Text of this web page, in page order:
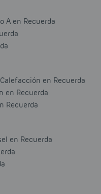
A en Recuerda
en Recuerda
en Recuerda
Recuerda
en Recuerda